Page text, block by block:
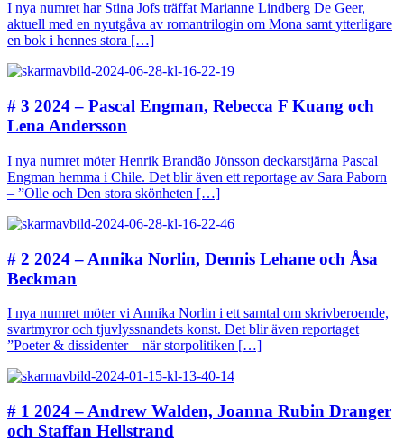
I nya numret har Stina Jofs träffat Marianne Lindberg De Geer,
aktuell med en nyutgåva av romantrilogin om Mona samt ytterligare
en bok i hennes stora […]
# 3 2024 – Pascal Engman, Rebecca F Kuang och
Lena Andersson
I nya numret möter Henrik Brandão Jönsson deckarstjärna Pascal
Engman hemma i Chile. Det blir även ett reportage av Sara Paborn
– ”Olle och Den stora skönheten […]
# 2 2024 – Annika Norlin, Dennis Lehane och Åsa
Beckman
I nya numret möter vi Annika Norlin i ett samtal om skrivberoende,
svartmyror och tjuvlyssnandets konst. Det blir även reportaget
”Poeter & dissidenter – när storpolitiken […]
# 1 2024 – Andrew Walden, Joanna Rubin Dranger
och Staffan Hellstrand